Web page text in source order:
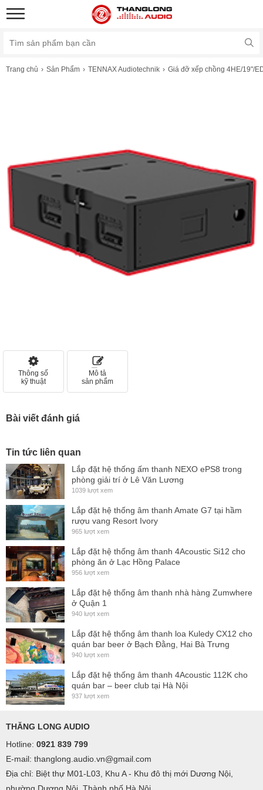
Trang chủ Sản Phẩm TENNAX Audiotechnik Giá đỡ xếp chồng 4HE/19"/
Thông số
kỹ thuật
Mô tả
sản phẩm
Bài viết đánh giá
Tin tức liên quan
Lắp đặt hệ thống ấm thanh NEXO ePS8 trong
phòng giải trí ở Lê Văn Lương
1039 lượt xem
Lắp đặt hệ thống âm thanh Amate G7 tại hầm
rượu vang Resort Ivory
965 lượt xem
Lắp đặt hệ thống âm thanh 4Acoustic Si12 cho
phòng ăn ở Lạc Hồng Palace
956 lượt xem
Lắp đặt hệ thống âm thanh nhà hàng Zumwhere
ở Quận 1
940 lượt xem
Lắp đặt hệ thống âm thanh loa Kuledy CX12 cho
quán bar beer ở Bạch Đằng, Hai Bà Trưng
940 lượt xem
Lắp đặt hệ thống âm thanh 4Acoustic 112K cho
quán bar – beer club tại Hà Nội
937 lượt xem
THĂNG LONG AUDIO
Hotline: 0921 839 799
E-mail: thanglong.audio.vn@gmail.com
Địa chỉ: Biệt thự M01-L03, Khu A - Khu đô thị mới Dương Nội,